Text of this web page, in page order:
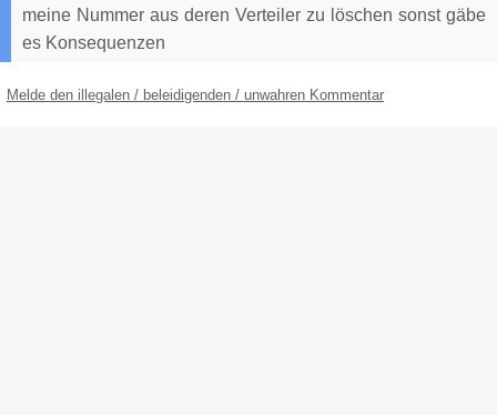
meine Nummer aus deren Verteiler zu löschen sonst gäbe
es Konsequenzen
Melde den illegalen / beleidigenden / unwahren Kommentar